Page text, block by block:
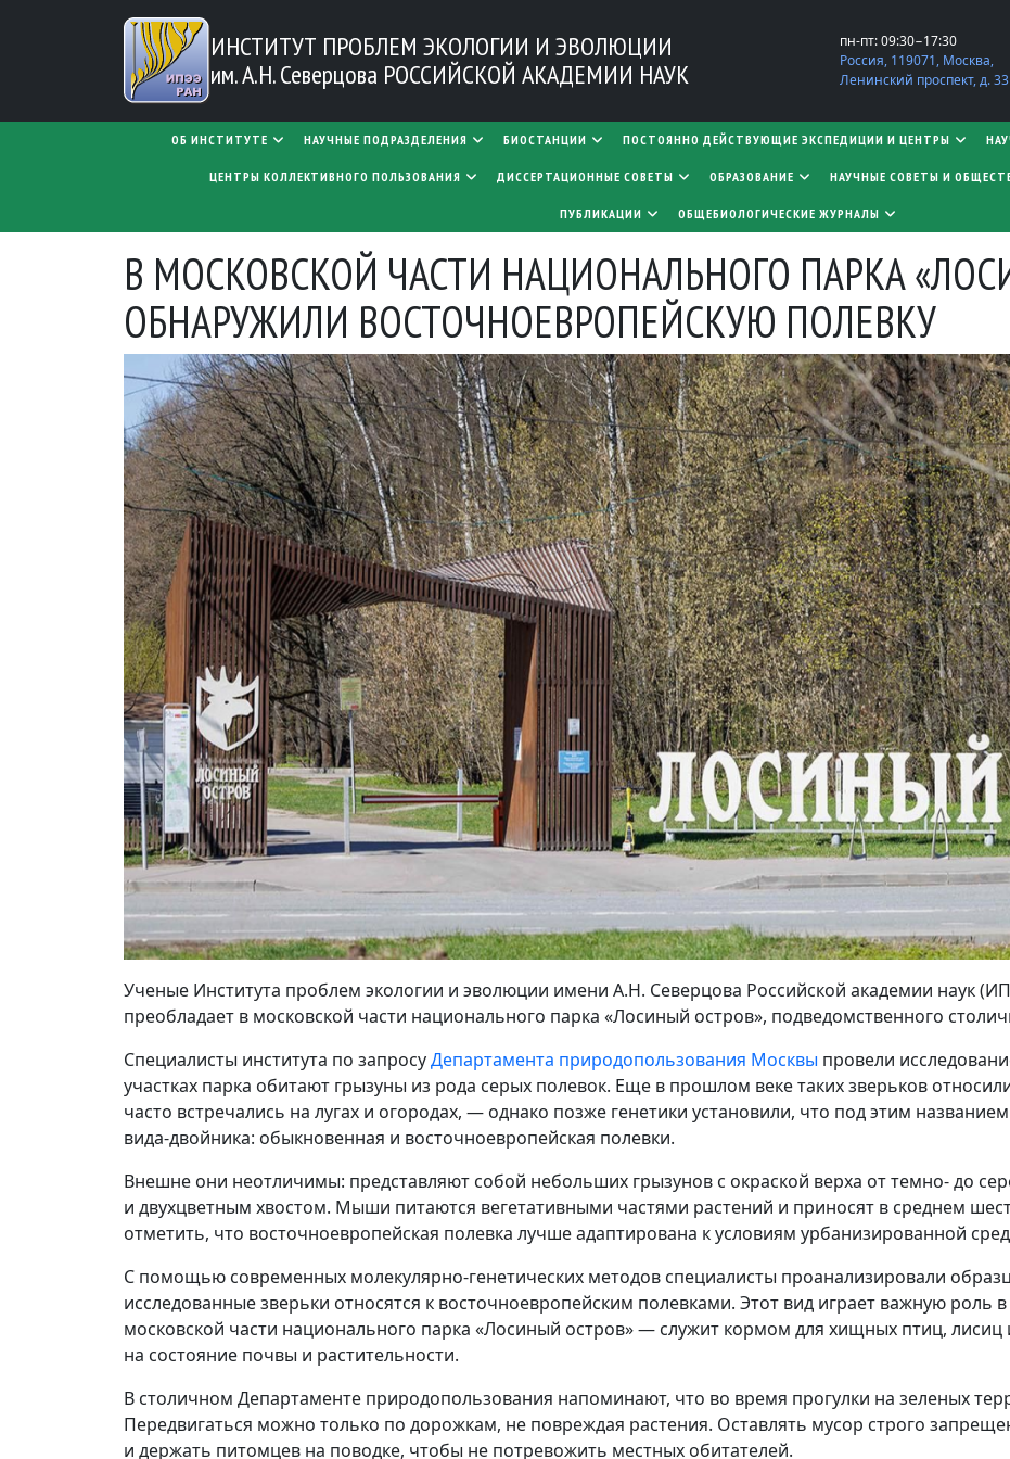
Перейти к основному содержанию
ИНСТИТУТ ПРОБЛЕМ ЭКОЛОГИИ И ЭВОЛЮЦИИ
им. А.Н. Северцова РОССИЙСКОЙ АКАДЕМИИ НАУК
пн-пт: 09:30−17:30
Россия, 119071, Москва,
Ленинский проспект, д. 33
MAIN NAVIGATION
ОБ ИНСТИТУТЕ НАУЧНЫЕ ПОДРАЗДЕЛЕНИЯ БИОСТАНЦИИ ПОСТОЯННО ДЕЙСТВУЮЩИЕ ЭКСПЕДИЦИИ И ЦЕНТРЫ
ЦЕНТРЫ КОЛЛЕКТИВНОГО ПОЛЬЗОВАНИЯ ​​​​​​​ДИССЕРТАЦИОННЫЕ СОВЕТЫ ОБРАЗОВАНИЕ НАУЧНЫЕ СОВЕТЫ И
ПУБЛИКАЦИИ ОБЩЕБИОЛОГИЧЕСКИЕ ЖУРНАЛЫ
В МОСКОВСКОЙ ЧАСТИ НАЦИОНАЛЬНОГО ПАРКА
ОБНАРУЖИЛИ ВОСТОЧНОЕВРОПЕЙСКУЮ ПОЛЕВКУ
Ученые Института проблем экологии и эволюции имени А.Н. Северцова Российской академии наук
преобладает в московской части национального парка «Лосиный остров», подведомственного
Специалисты института по запросуДепартамента природопользования Москвы провели
участках парка обитают грызуны из рода серых полевок. Еще в прошлом веке таких зверьков
часто встречались на лугах и огородах, — однако позже генетики установили, что под этим
вида‑двойника: обыкновенная и восточноевропейская полевки.
Внешне они неотличимы: представляют собой небольших грызунов с окраской верха от темно‑ до
и двухцветным хвостом. Мыши питаются вегетативными частями растений и приносят в среднем
отметить, что восточноевропейская полевка лучше адаптирована к условиям урбанизированной
С помощью современных молекулярно‑генетических методов специалисты проанализировали
исследованные зверьки относятся к восточноевропейским полевками. Этот вид играет важную роль
московской части национального парка «Лосиный остров» — служит кормом для хищных птиц, лисиц
на состояние почвы и растительности.
В столичном Департаменте природопользования напоминают, что во время прогулки на зеленых
Передвигаться можно только по дорожкам, не повреждая растения. Оставлять мусор строго
и держать питомцев на поводке, чтобы не потревожить местных обитателей.